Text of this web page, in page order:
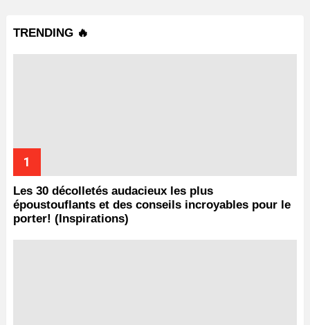
TRENDING 🔥
Les 30 décolletés audacieux les plus
époustouflants et des conseils incroyables pour le
porter! (Inspirations)